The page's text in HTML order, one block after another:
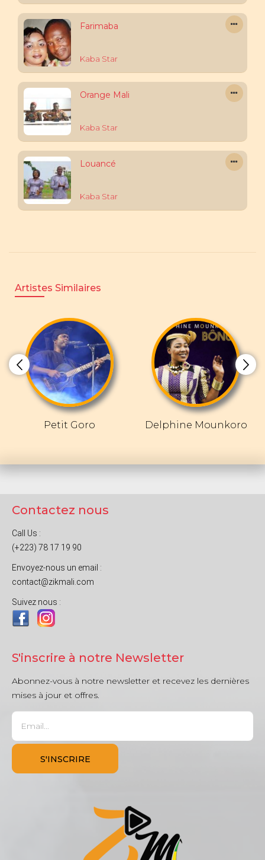
Farimaba
Kaba Star
Orange Mali
Kaba Star
Louancé
Kaba Star
Artistes Similaires
Petit Goro Delphine Mounkoro
Contactez nous
Call Us :
(+223) 78 17 19 90
Envoyez-nous un email :
contact@zikmali.com
Suivez nous :
S'inscrire à notre Newsletter
Abonnez-vous à notre newsletter et recevez les dernières
mises à jour et offres.